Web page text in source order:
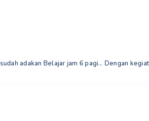
sudah adakan Belajar jam 6 pagi… Dengan